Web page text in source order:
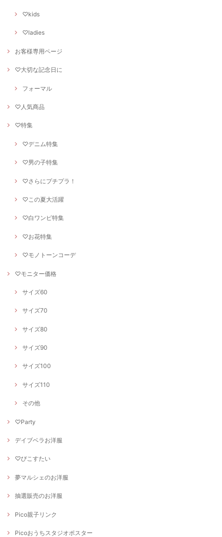
♡kids
♡ladies
お客様専用ページ
♡大切な記念日に
フォーマル
♡人気商品
♡特集
♡デニム特集
♡男の子特集
♡さらにプチプラ！
♡この夏大活躍
♡白ワンピ特集
♡お花特集
♡モノトーンコーデ
♡モニター価格
サイズ60
サイズ70
サイズ80
サイズ90
サイズ100
サイズ110
その他
♡Party
デイブベラお洋服
♡ぴこすたい
夢マルシェのお洋服
抽選販売のお洋服
Pico親子リンク
Picoおうちスタジオポスター